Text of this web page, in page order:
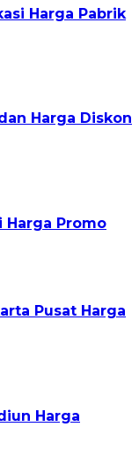
Harga Pabrik
Harga Diskon
Harga Promo
Pusat Harga
Harga